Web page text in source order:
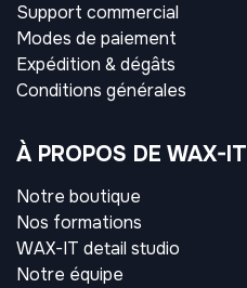
Support commercial
Modes de paiement
Expédition & dégâts
Conditions générales
À PROPOS DE WAX-IT
Notre boutique
Nos formations
WAX-IT detail studio
Notre équipe